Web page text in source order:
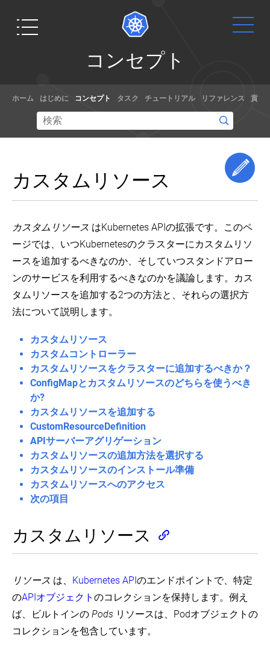
Get
Started
手を動かす
か？本チュ
ートリアル
った簡単
な"Hello
World"を実
Kubernetes
クラスタを
ビルドしま
ドキュ
メント
チュートリ
ュメントの
リファレン
の利用方法
を学んでく
ださい。あ
なたは
ュメントへ
コントリビ
ュートをす
きます!
Kubernetesのコードを編集することに興味がありますか？
GitHubで参照する
コミュニティを探す
GitHub Slack SlackStack Overflow
コンセプト
ホーム はじめに コンセプト タスク チュートリアル リファレンス 貢献
プ
は
Kubernetes
コ
ン
ポ
ー
ネ
ン
ト
API
Kubernetes
の
オ
ジ
ェ
ク
に
つ
Kubernetes
ジ
ェ
ク
理
解
る
Kubernetes
ア
ク
ー
ノ
ー
ド
タ
ー
ー
ド
通
信
Controllers
(EN)
ク
ラ
コ
ン
ト
ー
ラ
ー
ネ
ー
コ
ン
テ
ナ
Containers
overview
(EN)
Images
(EN)
Container
Environment
(EN)
テ
境
変
ラ
ン
タ
ム
ク
ラ
(Runtime
Class)
Pod
Pod
に
つ
い
て
の
概
観
Pod
ラ
フ
サ
ク
コ
ト
ロ
ー
ReplicationController
(EN)
StatefulSet
DaemonSet
ガ
ベ
ー
Service、
ン
(EN)
Service
Service
Topology
(EN)
ト
ー
ジ
Volumes
設
カスタムリソース
カスタムリソース はKubernetes APIの拡張です。このペ
ージでは、いつKubernetesのクラスターにカスタムリソ
ースを追加するべきなのか、そしていつスタンドアロー
ンのサービスを利用するべきなのかを議論します。カス
タムリソースを追加する2つの方法と、それらの選択方
法について説明します。
カスタムリソース
カスタムコントローラー
カスタムリソースをクラスターに追加するべきか？
ConfigMapとカスタムリソースのどちらを使うべき
か?
カスタムリソースを追加する
CustomResourceDefinition
APIサーバーアグリゲーション
カスタムリソースの追加方法を選択する
カスタムリソースのインストール準備
カスタムリソースへのアクセス
次の項目
カスタムリソース
リソース は、 Kubernetes APIのエンドポイントで、特定
のAPIオブジェクト のコレクションを保持します。例え
ば、ビルトインの Pods リソースは、Podオブジェクトの
コレクションを包含しています。